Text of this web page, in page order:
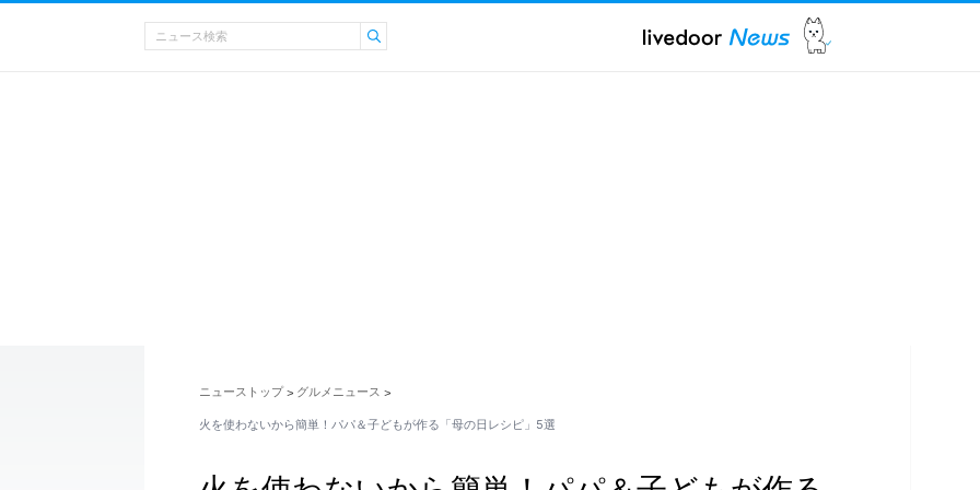
ニューストップ > グルメニュース >
火を使わないから簡単！パパ＆子どもが作る「母の日レシピ」5選